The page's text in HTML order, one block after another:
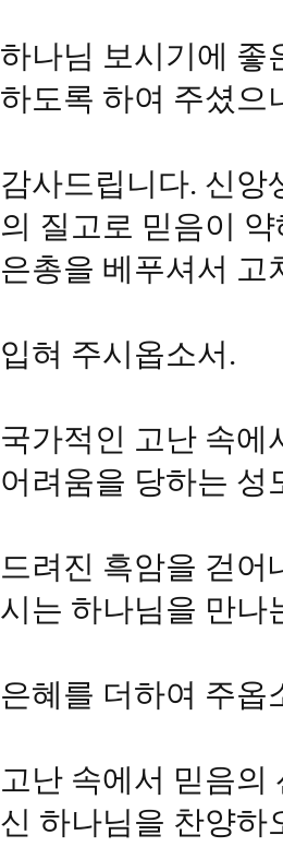
하나님 보시기에 좋
하도록 하여 주셨으
감사드립니다. 신앙
의 질고로 믿음이
은총을 베푸셔서 고
입혀 주시옵소서.
국가적인 고난 속에
어려움을 당하는 성
드려진 흑암을 걷어
시는 하나님을 만나
은혜를 더하여 주옵
고난 속에서 믿음의
신 하나님을 찬양하